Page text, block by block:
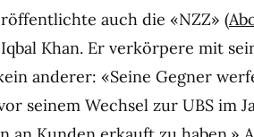
auch die «NZZ» (
Khan. Er verkörpere mit
anderer: «Seine Gegner
seinem Wechsel zur UBS im